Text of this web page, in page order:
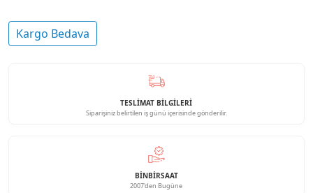
Kargo Bedava
TESLİMAT BİLGİLERİ
Siparişiniz belirtilen iş günü içerisinde gönderilir.
BINBIRSAAT
2007'den Bugüne